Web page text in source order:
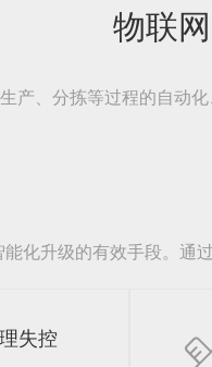
物联
产、分拣等过程的自动
化升级的有效手段。通
失控